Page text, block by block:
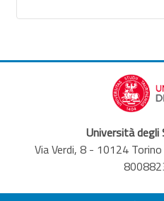
Università degli
Via Verdi, 8 - 10124